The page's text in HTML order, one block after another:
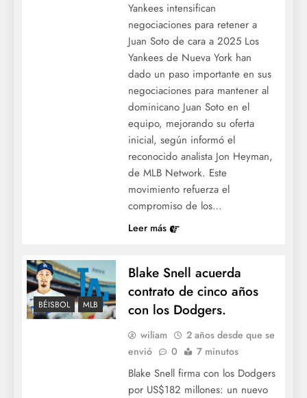
Yankees intensifican
negociaciones para retener a
Juan Soto de cara a 2025 Los
Yankees de Nueva York han
dado un paso importante en sus
negociaciones para mantener al
dominicano Juan Soto en el
equipo, mejorando su oferta
inicial, según informó el
reconocido analista Jon Heyman,
de MLB Network. Este
movimiento refuerza el
compromiso de los…
Leer más
BÉISBOL MLB
Blake Snell acuerda
contrato de cinco años
con los Dodgers.
wiliam
2 años desde que se
envió
0 7 minutos
Blake Snell firma con los Dodgers
por US$182 millones: un nuevo